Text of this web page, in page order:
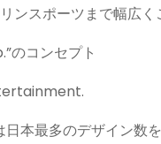
ンスポーツまで幅広
のコンセプト
本最多のデザイン数